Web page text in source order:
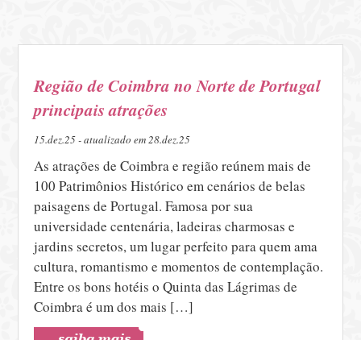
Região de Coimbra no Norte de Portugal
principais atrações
15.dez.25 - atualizado em 28.dez.25
As atrações de Coimbra e região reúnem mais de
100 Patrimônios Histórico em cenários de belas
paisagens de Portugal. Famosa por sua
universidade centenária, ladeiras charmosas e
jardins secretos, um lugar perfeito para quem ama
cultura, romantismo e momentos de contemplação.
Entre os bons hotéis o Quinta das Lágrimas de
Coimbra é um dos mais […]